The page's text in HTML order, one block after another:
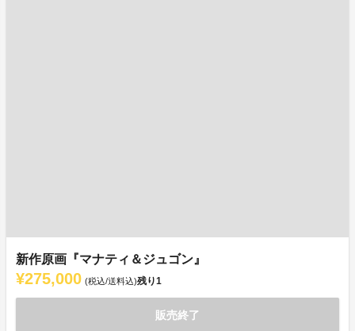
新作原画『マナティ＆ジュゴン』
¥275,000 (税込/送料込)残り1
販売終了